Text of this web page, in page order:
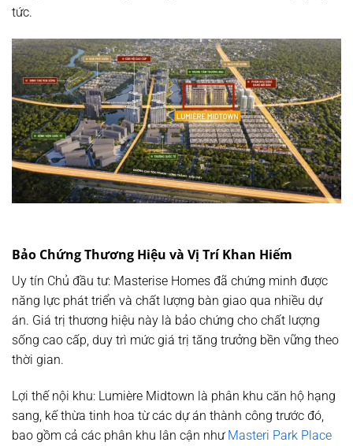
tức.
Bảo Chứng Thương Hiệu và Vị Trí Khan Hiếm
Uy tín Chủ đầu tư: Masterise Homes đã chứng minh được
năng lực phát triển và chất lượng bàn giao qua nhiều dự
án. Giá trị thương hiệu này là bảo chứng cho chất lượng
sống cao cấp, duy trì mức giá trị tăng trưởng bền vững theo
thời gian.
Lợi thế nội khu: Lumière Midtown là phân khu căn hộ hạng
sang, kế thừa tinh hoa từ các dự án thành công trước đó,
bao gồm cả các phân khu lân cận như Masteri Park Place